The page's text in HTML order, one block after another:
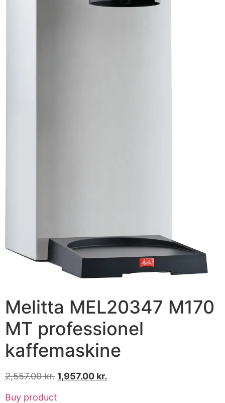
Melitta MEL20347 M170
MT professionel
kaffemaskine
2,557.00kr. 1,957.00 kr.
Buy product